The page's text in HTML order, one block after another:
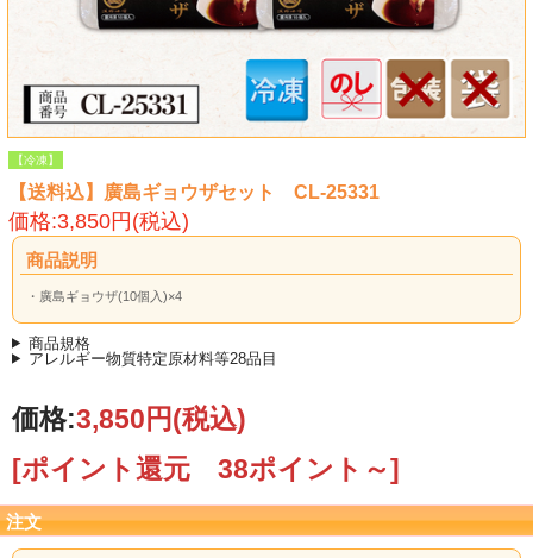
【冷凍】
【送料込】廣島ギョウザセット CL-25331
価格:3,850円(税込)
商品説明
・廣島ギョウザ(10個入)×4
商品規格
アレルギー物質特定原材料等28品目
価格:3,850円(税込)
[ポイント還元 38ポイント～]
注文